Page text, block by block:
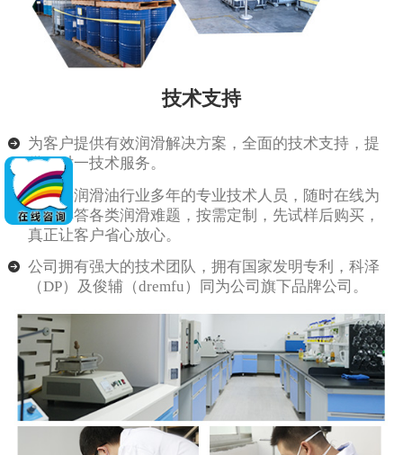
技术支持
为客户提供有效润滑解决方案，全面的技术支持，提
供一对一技术服务。
由从事润滑油行业多年的专业技术人员，随时在线为
客户解答各类润滑难题，按需定制，先试样后购买，
真正让客户省心放心。
公司拥有强大的技术团队，拥有国家发明专利，科泽
（DP）及俊辅（dremfu）同为公司旗下品牌公司。